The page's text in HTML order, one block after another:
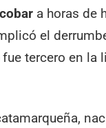
a horas de
el
tercero en